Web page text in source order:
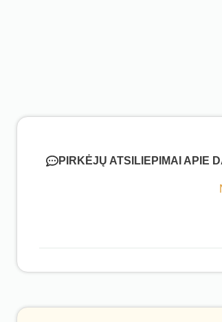
PIRKĖJŲ ATSILIEPIMAI APIE